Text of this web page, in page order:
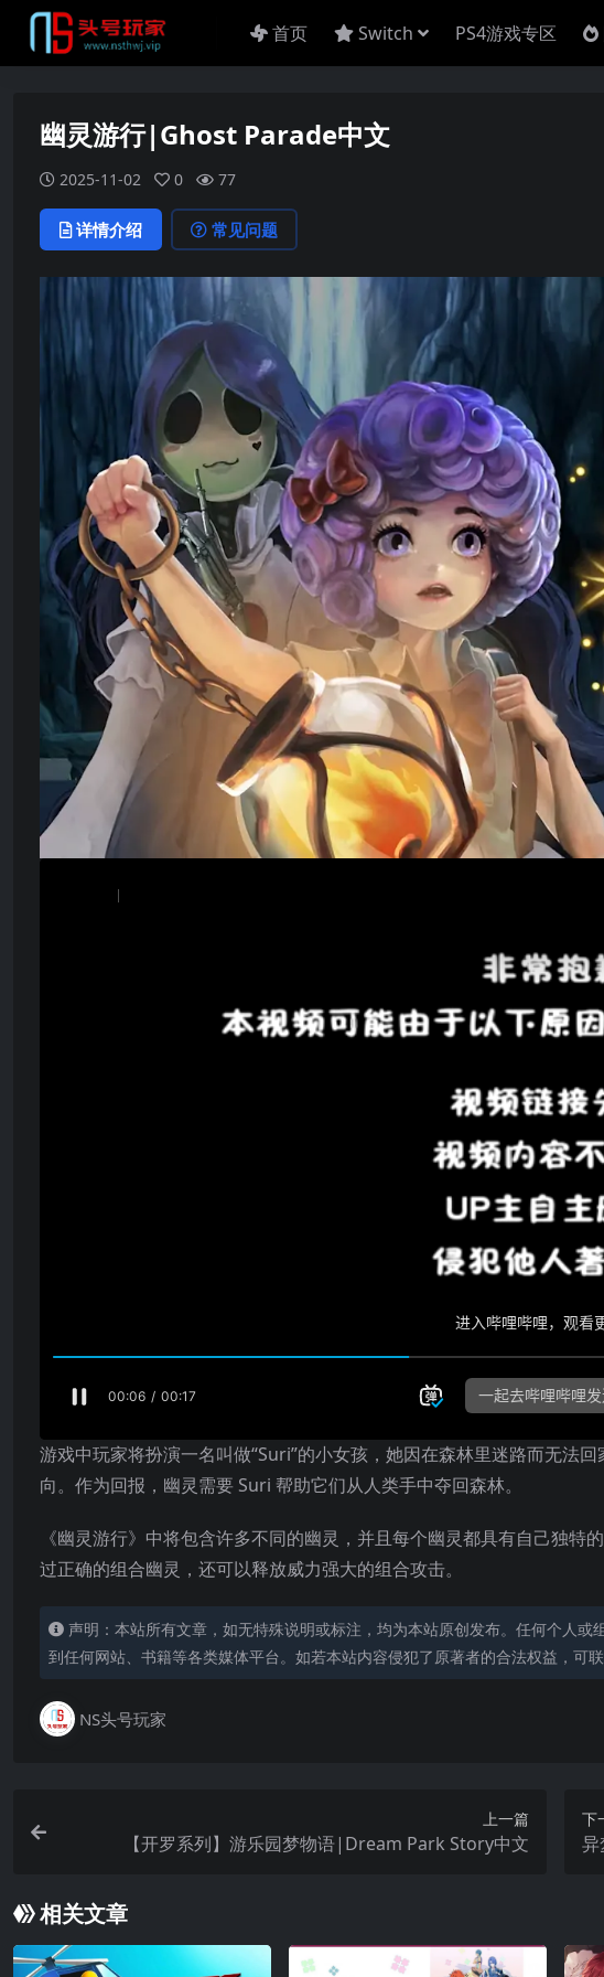
首页 Switch PS4游戏专区
幽灵游行|Ghost Parade中文
2025-11-02 0 77
详情介绍 常见问题
游戏中玩家将扮演一名叫做“Suri”的小女孩，她因在森林里迷路而无法
向。作为回报，幽灵需要 Suri 帮助它们从人类手中夺回森林。
《幽灵游行》中将包含许多不同的幽灵，并且每个幽灵都具有自己独
过正确的组合幽灵，还可以释放威力强大的组合攻击。
声明：本站所有文章，如无特殊说明或标注，均为本站原创发布。任何个人
到任何网站、书籍等各类媒体平台。如若本站内容侵犯了原著者的合法权益，可联
NS头号玩家
上一篇
【开罗系列】游乐园梦物语|Dream Park Story中文
下
相关文章